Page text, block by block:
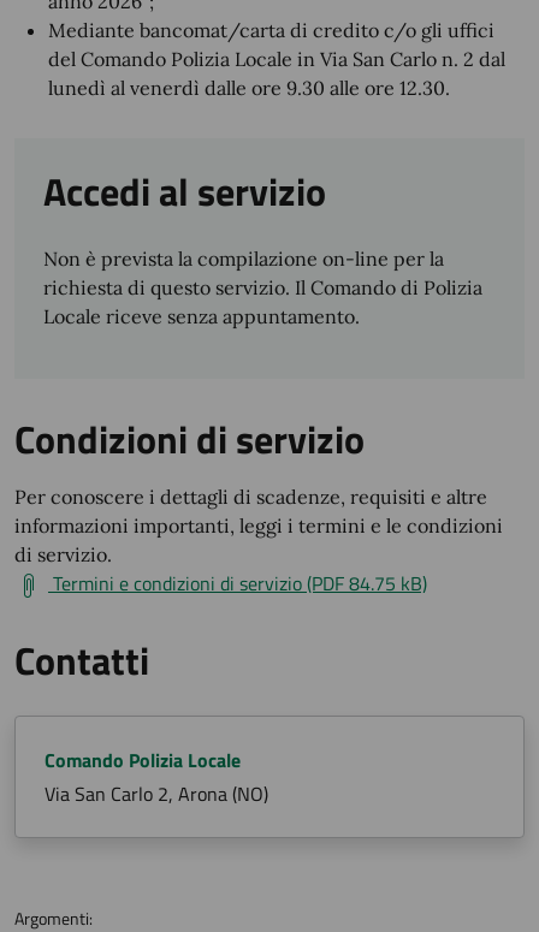
Mediante bancomat/carta di credito c/o gli uffici
del Comando Polizia Locale in Via San Carlo n. 2 dal
lunedì al venerdì dalle ore 9.30 alle ore 12.30.
Accedi al servizio
Non è prevista la compilazione on-line per la
richiesta di questo servizio. Il Comando di Polizia
Locale riceve senza appuntamento.
Condizioni di servizio
Per conoscere i dettagli di scadenze, requisiti e altre
informazioni importanti, leggi i termini e le condizioni
di servizio.
Termini e condizioni di servizio (PDF 84.75 kB)
Contatti
Comando Polizia Locale
Via San Carlo 2, Arona (NO)
Argomenti: